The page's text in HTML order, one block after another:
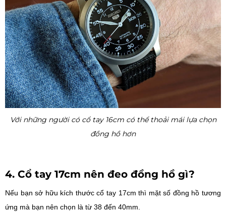
Với những người có cổ tay 16cm có thể thoải mái lựa chọn
đồng hồ hơn
4. Cổ tay 17cm nên đeo đồng hồ gì?
Nếu bạn sở hữu kích thước cổ tay 17cm thì mặt số đồng hồ tương
ứng mà bạn nên chọn là từ 38 đến 40mm.